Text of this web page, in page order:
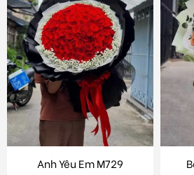
Anh Yêu Em M729